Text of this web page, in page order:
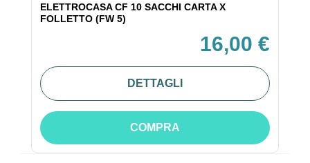
ELETTROCASA CF 10 SACCHI CARTA X
FOLLETTO (FW 5)
16,00 €
DETTAGLI
COMPRA